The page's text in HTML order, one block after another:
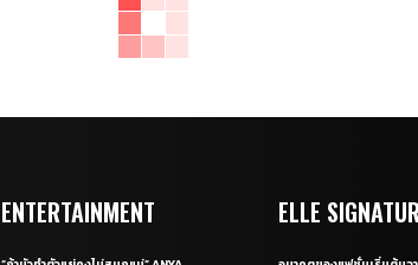
ENTERTAINMENT ELLE